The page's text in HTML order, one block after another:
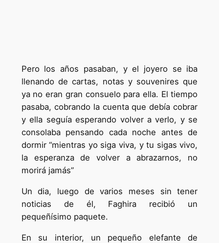
Pero los años pasaban, y el joyero se iba
llenando de cartas, notas y souvenires que
ya no eran gran consuelo para ella. El tiempo
pasaba, cobrando la cuenta que debía cobrar
y ella seguía esperando volver a verlo, y se
consolaba pensando cada noche antes de
dormir “mientras yo siga viva, y tu sigas vivo,
la esperanza de volver a abrazarnos, no
morirá jamás”
Un dia, luego de varios meses sin tener
noticias de él, Faghira recibió un
pequeñísimo paquete.
En su interior, un pequeño elefante de